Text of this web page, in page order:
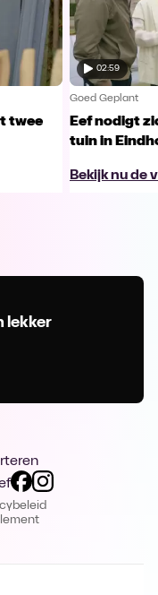
twee
02:59
Goed Geplant
Eef nodigt
tuin in
Bekijk nu de
lekker